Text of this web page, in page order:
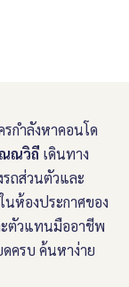
รกำลังหาคอนโด
ณณวิถี เดินทาง
รถส่วนตัวและ
นห้องประกาศของ
ะตัวแทนมืออาชีพ
ครบ ค้นหาง่าย